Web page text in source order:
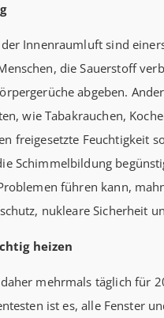
Innenraumluft sind
die Sauerstoff
abgeben.
wie Tabakrauchen,
freigesetzte Feuchtigkeit
Schimmelbildung
führen kann,
nukleare Sicherheit
heizen
mehrmals täglich für
ist es, alle Fenster